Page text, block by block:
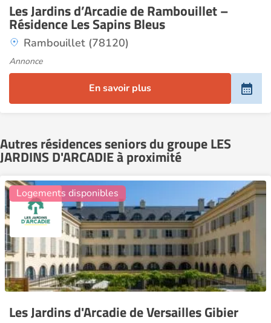
Les Jardins d’Arcadie de Rambouillet –
Résidence Les Sapins Bleus
Rambouillet (78120)
Annonce
En savoir plus
Autres résidences seniors du groupe LES
JARDINS D'ARCADIE à proximité
Les Jardins d'Arcadie de Versailles Gibier
Logements disponibles